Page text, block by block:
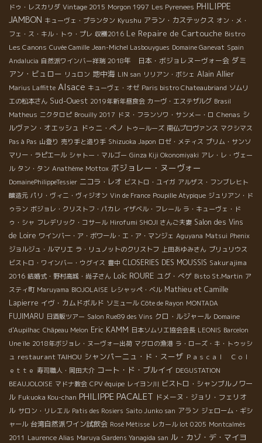
ドゥ・レスカリダ Vintage 2015 Morgon 1997 Les Pyrenees PHILIPPE
JAMBON キューヴェ・プランタン Kyushu アラン・カステックス オン・メ・
フェ・ス・キル・トゥ・プレ 収穫2016 Le Repaire de Cartouche Bistro
Les Canons Cuvée Camille Jean-Michel Lasbouygues Domaine Ganevat Spain
Andalucia 自然派ワインバー祥瑞 2018年 日本・ボジョレヌーヴォー会 ダミ
アン・ビュロー リュロン 地中海 LIN san リリアン・ボシェ Alain Allier
Marius Laffitte Alsace キューヴェ・オゼ Paris bistro Chateaubriand ソムリ
エの松本さん Sud-Ouest 2019年新年昼食会 カーヴ・エステザルグ Brasil
Matheus ニクタロピ Brouilly 2017 ドヌ・フランソワ・サンメー・ロ Chenas シ
ルヴァン・オエッシュ ドゥニ・ペノ トゥールーズ 南仏プロヴァンス マクシマス
Pas à Pas 山登り 売り手と造り手 Shizuoka Japon ロゼ・メティス プリム・サンソ
マリー・ラピエール シャトー・マルゴー Ginza Kiji Okonomiyaki アレ・レ・ヴェー
ル タン・タン Anathème Mottox ボジョレー・ヌーヴォー
DomainePhilippeTessier ニコラ・レオ ビストロ・ユイガ アルザス・フンブレヒト
醸造元 パリ・ヴィニ・ヴィジオン Vin de France Poupille Atypique ジュリアン・ド
ゥラン ボジョレ・クリストフ・パカレ イザベル・フレール ラ・キューヴェ・ド
ゥ・シャ フレデリック・コサール Hirofumi SHOJI さんご夫妻 Salon des Vins
de Loire ワインバー・ア・ボワール・エ・ア・マンジェ Aguyana Matsui Phenix
ジョルジュ・ルマリエ ラ・リュノットのクリストフ 上田あゆみさん ブリュリウス
ビストロ・ワインバー・ウグイス 豊中 CLOSERIES DES MOUSSIS Sakurajima
2016 結婚式・野村高城・尚子さん Loïc ROURE ユグ・べゲ Bisto St.Martin ア
スティ町 Maruyama BIOJOLAISE レシャッペ・ベル Mathieu et Camille
Lapierre イヴ・カムドボルド ソミュール Côte de Rayon MONTADA
FUJIMARU 日酒販ツアー Salon Rue89 des Vins クロ・ルジャール Domaine
d'Aupilhac Châpeau Melon Eric KAMM 日本ソムリエ協会会長 LEONIS Barcelon
Une île 2018年ボジョレ・ヌーヴォー出荷 マグロの漁港 ラ・ローズ・キ・トゥッシ
ュ restaurant TAIHOU シャンパーニュ・ド・スーザ Ｐａｓｃａｌ Ｃｏｌ
ｅｔｔｅ 寿司職人・岡田大介 コート・ド・ブルイイ DEGUSTATION
BEAUJOLOISE マドナ教会 CPV équipe レイヨン川 ビストロ・シャンブルノワー
ル Fukuoka Kou-chan PHILIPPE PACALET ドメーヌ・ジョリ・フェリオ
ル サロン・リレエル Patis des Rosiers Saito Junko san アラン ジェローム・ギシ
ャール 台湾自然派ワイン試飲会 Rosé Métisse レカール lot 0205 Montcalmès
2011 Laurence Alias Maruya Gardens Yanagida san ル・カゾ・デ・マイヨ